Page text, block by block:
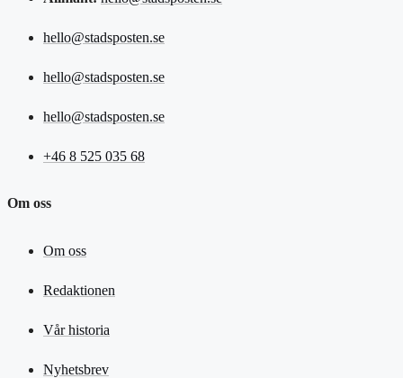
hello@stadsposten.se
hello@stadsposten.se
hello@stadsposten.se
+46 8 525 035 68
Om oss
Om oss
Redaktionen
Vår historia
Nyhetsbrev